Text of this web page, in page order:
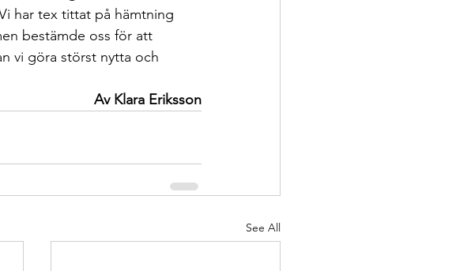
har tex tittat på hämtning
bestämde oss för att
vi göra störst nytta och
Av Klara Eriksson
See All